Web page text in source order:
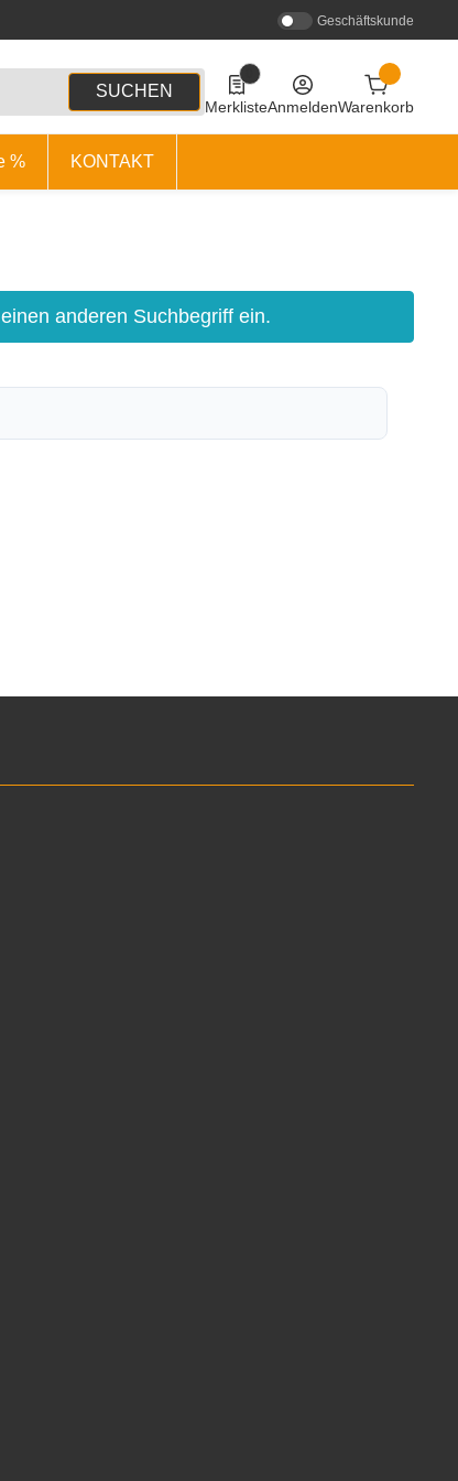
Geschäftskunde
SUCHEN
0 Produkte in der Liste
MerklisteAnmeldenWarenkorb
% KONTAKT
anderen Suchbegriff ein.